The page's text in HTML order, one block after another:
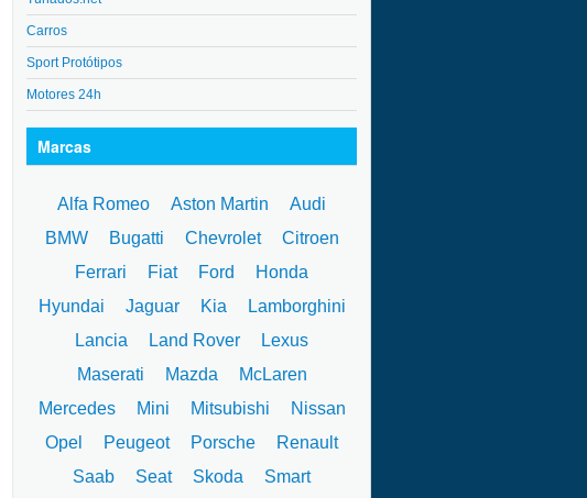
Carros
Sport Protótipos
Motores 24h
Marcas
Alfa Romeo Aston Martin
Audi
BMW
Bugatti Chevrolet
Citroen
Ferrari
Fiat Ford
Honda
Hyundai
Jaguar Kia
Lamborghini
Lancia
Land Rover
Lexus
Maserati
Mazda
McLaren
Mercedes
Mini Mitsubishi
Nissan
Opel
Peugeot Porsche
Renault
Saab
Seat Skoda Smart